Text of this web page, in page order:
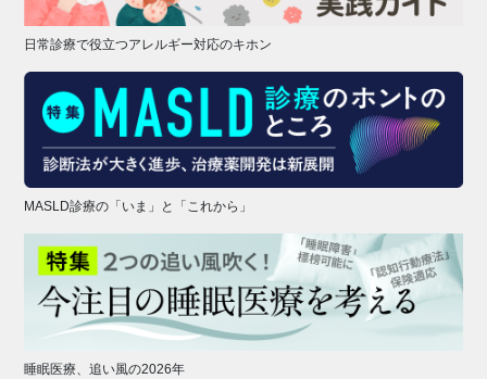
日常診療で役立つアレルギー対応のキホン
MASLD診療の「いま」と「これから」
睡眠医療、追い風の2026年